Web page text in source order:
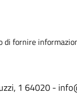
fornire
1 64020 -